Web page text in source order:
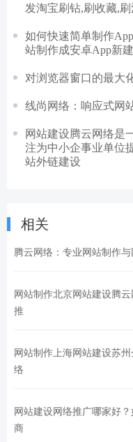
发淘宝刷钻,刷收藏,
如何快速简单制作
站制作成安卓App新
对浏览器窗口的最大
线尚网络：响应式网
网站建设腾云网络是
注为中小企事业单位
站外链建设
相关
腾云网络：专业网站制作
网站制作北京网站建设腾
推
网站制作上海网站建设苏
络
网站建设网络推广哪家好
商